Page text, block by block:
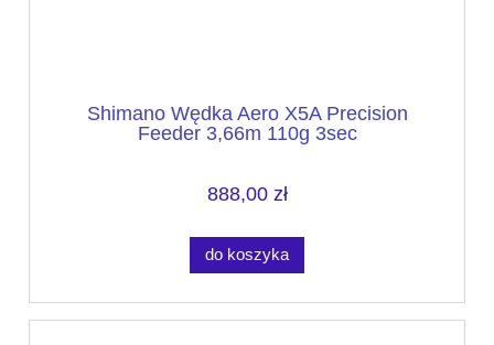
Shimano Wędka Aero X5A Precision
Feeder 3,66m 110g 3sec
888,00 zł
do koszyka